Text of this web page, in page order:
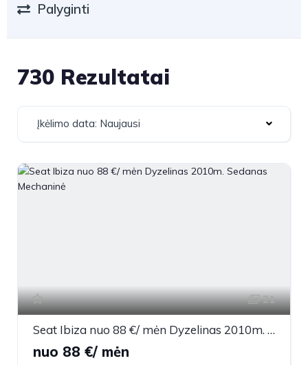
Palyginti
730 Rezultatai
Įkėlimo data: Naujausi
21
Seat Ibiza nuo 88 €/ mėn Dyzelinas 2010m. Sedanas Mechaninė
nuo 88 €/ mėn